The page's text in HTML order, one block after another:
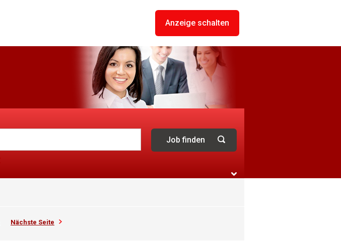
Anzeige schalten
Nächste Seite